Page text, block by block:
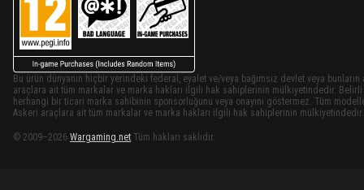
Bu ürün dünyanın hiçbir yerindeki federal, eyalet ve/veya bağımsız devlet veya
araçlara ait tüm markalar ve marka hakları ilgili hak sahiplerinin mülkiyetindedir.
herhangi bir ticari marka sahibinin sponsorluğunu veya onayını göstermez. Tüm
Askeri araçlara ait tüm markalar ve marka hakları ilgili hak sahiplerinin mülkiyetindedir.
© 2009–2026 Wargaming.net Tüm hakları saklıdır.